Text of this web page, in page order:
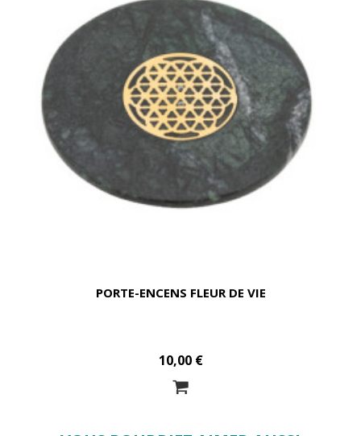
PORTE-ENCENS FLEUR DE VIE
10,00 €